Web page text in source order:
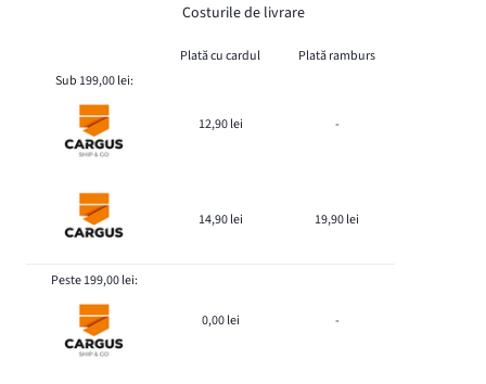
Costurile de livrare
Plată cu cardul
Plată ramburs
Sub 199,00 lei:
12,90 lei -
14,90 lei 19,90 lei
Peste 199,00 lei:
0,00 lei -